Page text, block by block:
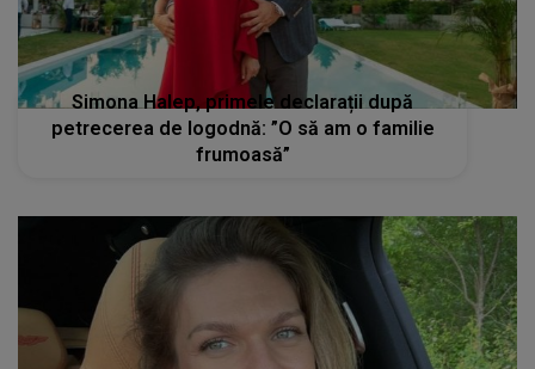
Simona Halep, primele declarații după
petrecerea de logodnă: ”O să am o familie
frumoasă”